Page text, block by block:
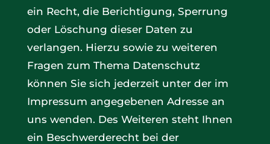
ein Recht, die Berichtigung, Sperrung
oder Löschung dieser Daten zu
verlangen. Hierzu sowie zu weiteren
Fragen zum Thema Datenschutz
können Sie sich jederzeit unter der im
Impressum angegebenen Adresse an
uns wenden. Des Weiteren steht Ihnen
ein Beschwerderecht bei der